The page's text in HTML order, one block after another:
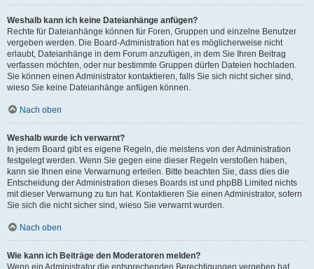
Weshalb kann ich keine Dateianhänge anfügen?
Rechte für Dateianhänge können für Foren, Gruppen und einzelne Benutzer
vergeben werden. Die Board-Administration hat es möglicherweise nicht
erlaubt, Dateianhänge in dem Forum anzufügen, in dem Sie Ihren Beitrag
verfassen möchten, oder nur bestimmte Gruppen dürfen Dateien hochladen.
Sie können einen Administrator kontaktieren, falls Sie sich nicht sicher sind,
wieso Sie keine Dateianhänge anfügen können.
Nach oben
Weshalb wurde ich verwarnt?
In jedem Board gibt es eigene Regeln, die meistens von der Administration
festgelegt werden. Wenn Sie gegen eine dieser Regeln verstoßen haben,
kann sie Ihnen eine Verwarnung erteilen. Bitte beachten Sie, dass dies die
Entscheidung der Administration dieses Boards ist und phpBB Limited nichts
mit dieser Verwarnung zu tun hat. Kontaktieren Sie einen Administrator, sofern
Sie sich die nicht sicher sind, wieso Sie verwarnt wurden.
Nach oben
Wie kann ich Beiträge den Moderatoren melden?
Wenn ein Administrator die entsprechenden Berechtigungen vergeben hat,